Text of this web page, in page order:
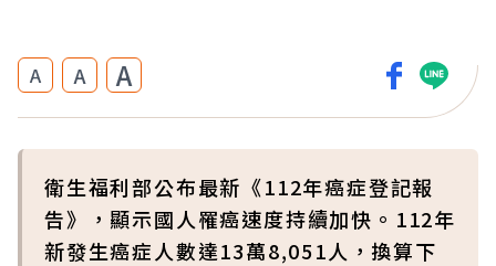
A A A
衛生福利部公布最新《112年癌症登記報
告》，顯示國人罹癌速度持續加快。112年
新發生癌症人數達13萬8,051人，換算下